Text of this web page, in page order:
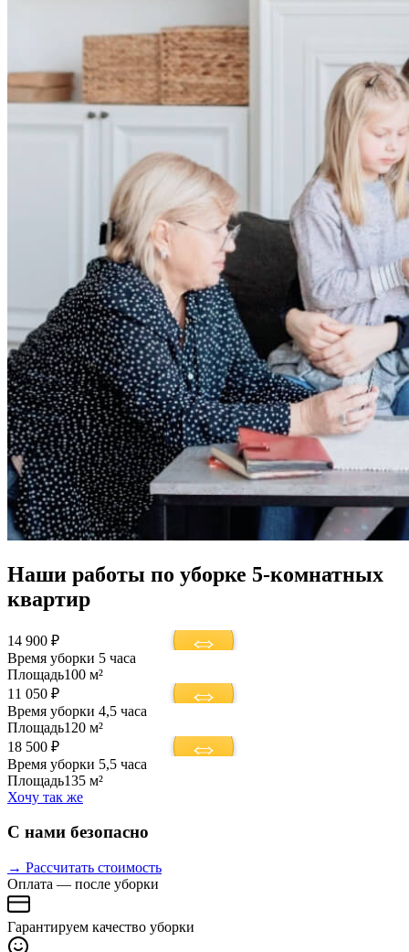
Наши работы по уборке 5-комнатных
квартир
14 900 ₽
Время уборки 5 часа
Площадь100 м²
11 050 ₽
Время уборки 4,5 часа
Площадь120 м²
18 500 ₽
Время уборки 5,5 часа
Площадь135 м²
Хочу так же
С нами безопасно
→ Рассчитать стоимость
Оплата — после уборки
Гарантируем качество уборки